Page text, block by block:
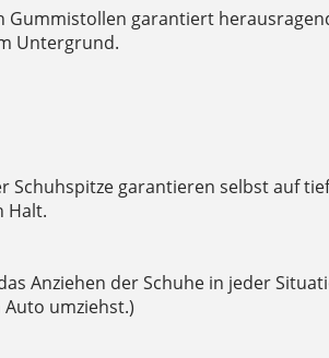
Gummistollen garantiert
Untergrund.
Schuhspitze garantieren selbst auf
Halt.
Anziehen der Schuhe in jeder
Auto umziehst.)